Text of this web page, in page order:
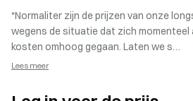
*Normaliter zijn de prijzen van onze
wegens de situatie dat zich momenteel
kosten omhoog gegaan. Laten we s…
Lees meer